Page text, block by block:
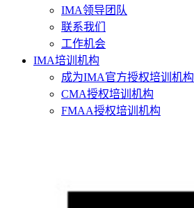
IMA领导团队
联系我们
工作机会
IMA培训机构
成为IMA官方授权培训机构
CMA授权培训机构
FMAA授权培训机构